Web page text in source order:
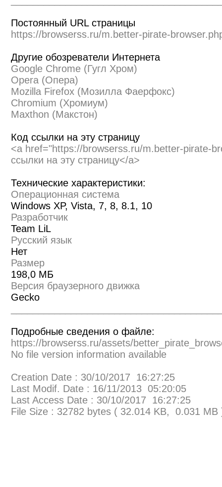
Постоянный URL страницы
https://browserss.ru/m.better-pirate-
Другие обозреватели Интернета
Google Chrome (Гугл Хром)
Opera (Опера)
Mozilla Firefox (Мозилла Фаерфокс)
Chromium (Хромиум)
Maxthon (Макстон)
Код ссылки на эту страницу
<a href="https://browserss.ru/m.better-pirate-
ссылки на эту страницу</a>
Технические характеристики:
Операционная система
Windows XP, Vista, 7, 8, 8.1, 10
Разработчик
Team LiL
Русский язык
Нет
Размер
198,0 МБ
Версия браузерного движка
Gecko
Подробные сведения о файле:
https://browserss.ru/assets/
No file version information available
Creation Date : 30/10/2017 16:27:25
Last Modif. Date : 16/11/2013 05:20:05
Last Access Date : 30/10/2017 16:27:25
File Size : 32782 bytes ( 32.014 KB, 0.031 MB